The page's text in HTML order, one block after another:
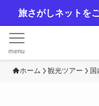
がしネットをご利用
menu
ホーム 観光ツアー 国